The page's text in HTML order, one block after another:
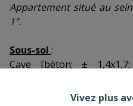
Vivez plus
Appartement situé au sein
1".
Sous-sol :
Cave [béton; ±